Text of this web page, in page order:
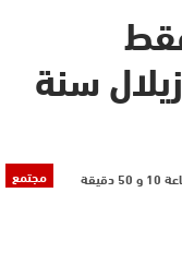
سنة
مجتمع